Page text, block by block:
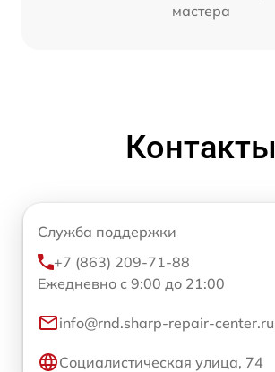
мастера
Контакты
Служба поддержки
+7 (863) 209-71-88
Ежедневно с 9:00 до 21:00
info@rnd.sharp-repair-center.ru
Социалистическая улица, 74